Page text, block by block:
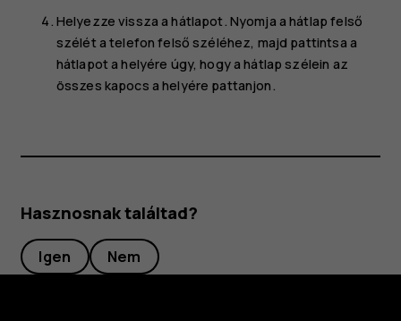
Helyezze vissza a hátlapot. Nyomja a hátlap felső
szélét a telefon felső széléhez, majd pattintsa a
hátlapot a helyére úgy, hogy a hátlap szélein az
összes kapocs a helyére pattanjon.
Hasznosnak találtad?
Igen Nem